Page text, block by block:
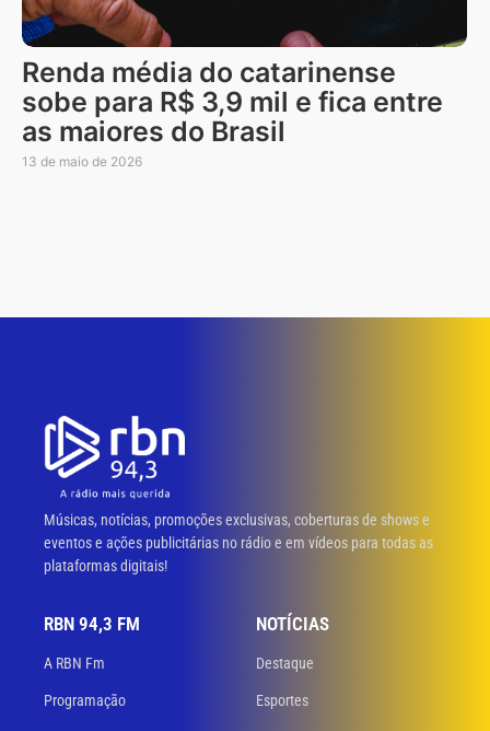
Renda média do catarinense
sobe para R$ 3,9 mil e fica entre
as maiores do Brasil
13 de maio de 2026
Músicas, notícias, promoções exclusivas, coberturas de shows e
eventos e ações publicitárias no rádio e em vídeos para todas as
plataformas digitais!
RBN 94,3 FM
A RBN Fm
Programação
NOTÍCIAS
Destaque
Esportes